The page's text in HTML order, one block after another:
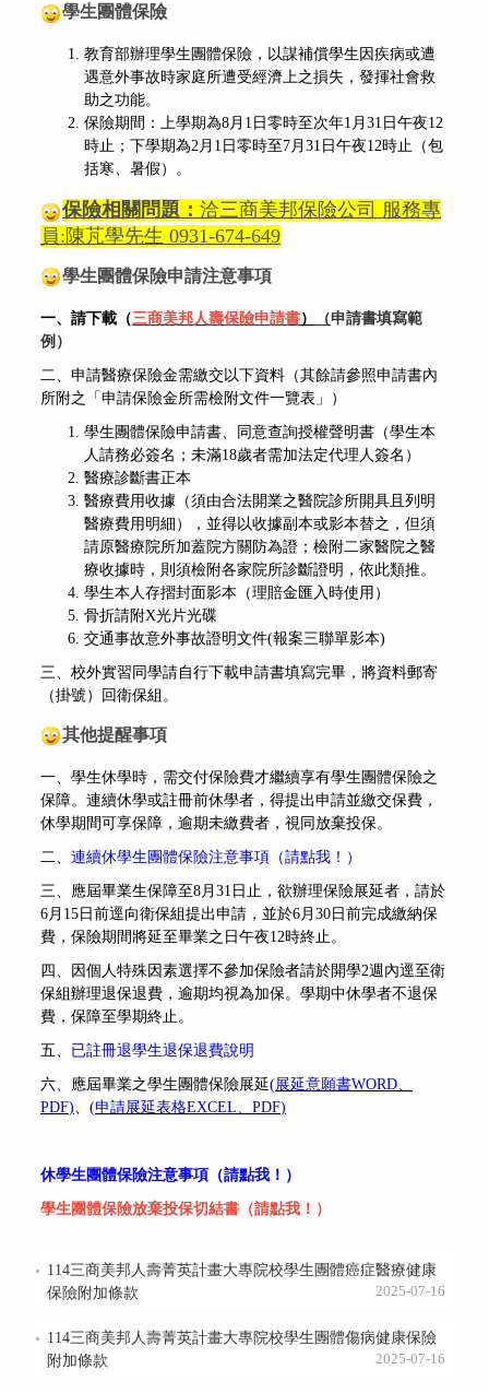
學生團體保險
教育部辦理學生團體保險，以謀補償學生因疾病或遭
遇意外事故時家庭所遭受經濟上之損失，發揮社會救
助之功能。
保險期間：上學期為8月1日零時至次年1月31日午夜12
時止；下學期為2月1日零時至7月31日午夜12時止（包
括寒、暑假）。
保險相關問題： 洽三商美邦保險公司 服務專
員:陳芃學先生 0931-674-649
學生團體保險申請注意事項
一、請下載（三商美邦 人壽保險申請書） （申請書填寫範
例）
二、申請醫療保險金需繳交以下資料（其餘請參照申請書內
所附之「申請保險金所需檢附文件一覽表」）
學生團體保險申請書、同意查詢授權聲明書（學生本
人請務必簽名；未滿18歲者需加法定代理人簽名）
醫療診斷書正本
醫療費用收據（須由合法開業之醫院診所開具且列明
醫療費用明細），並得以收據副本或影本替之，但須
請原醫療院所加蓋院方關防為證；檢附二家醫院之醫
療收據時，則須檢附各家院所診斷證明，依此類推。
學生本人存摺封面影本（理賠金匯入時使用）
骨折請附X光片光碟
交通事故意外事故證明文件(報案三聯單影本)
三、校外實習同學請自行下載申請書填寫完畢，將資料郵寄
（掛號）回衛保組。
其他提醒事項
一、學生休學時，需交付保險費才繼續享有學生團體保險之
保障。連續休學或註冊前休學者，得提出申請並繳交保費，
休學期間可享保障，逾期未繳費者，視同放棄投保。
二、 連續休學生團體保險注意事項（請點我！）
三、應屆畢業生保障至8月31日止，欲辦理保險展延者，請於
6月15日前逕向衛保組提出申請，並於6月30日前完成繳納保
費，保險期間將延至畢業之日午夜12時終止。
四、因個人特殊因素選擇不參加保險者請於開學2週內逕至衛
保組辦理退保退費，逾期均視為加保。學期中休學者不退保
費，保障至學期終止。
五、 已註冊退學生退保退費說明
六、應屆畢業之學生團體保險展延(展延意願書WORD
PDF) (申請展延表格EXCEL PDF)
休學生團體保險注意事項（請點我！）
學生團體保險放棄投保切結書（請點我！）
114三商美邦人壽菁英計畫大專院校學生團體癌症醫療健康
保險附加條款
2025-07-16
114三商美邦人壽菁英計畫大專院校學生團體傷病健康保險
附加條款
2025-07-16